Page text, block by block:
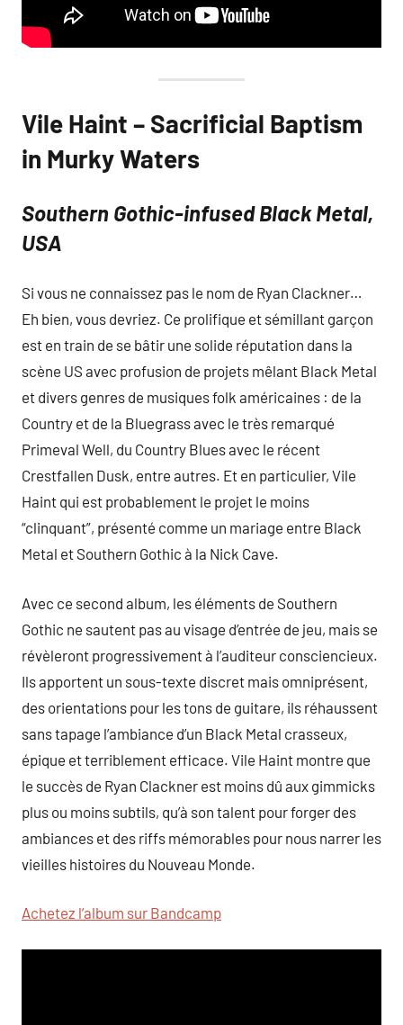
Vile Haint – Sacrificial Baptism
in Murky Waters
Southern Gothic-infused Black Metal,
USA
Si vous ne connaissez pas le nom de Ryan Clackner…
Eh bien, vous devriez. Ce prolifique et sémillant garçon
est en train de se bâtir une solide réputation dans la
scène US avec profusion de projets mêlant Black Metal
et divers genres de musiques folk américaines : de la
Country et de la Bluegrass avec le très remarqué
Primeval Well, du Country Blues avec le récent
Crestfallen Dusk, entre autres. Et en particulier, Vile
Haint qui est probablement le projet le moins
“clinquant”, présenté comme un mariage entre Black
Metal et Southern Gothic à la Nick Cave.
Avec ce second album, les éléments de Southern
Gothic ne sautent pas au visage d’entrée de jeu, mais se
révèleront progressivement à l’auditeur consciencieux.
Ils apportent un sous-texte discret mais omniprésent,
des orientations pour les tons de guitare, ils réhaussent
sans tapage l’ambiance d’un Black Metal crasseux,
épique et terriblement efficace. Vile Haint montre que
le succès de Ryan Clackner est moins dû aux gimmicks
plus ou moins subtils, qu’à son talent pour forger des
ambiances et des riffs mémorables pour nous narrer les
vieilles histoires du Nouveau Monde.
Achetez l’album sur Bandcamp